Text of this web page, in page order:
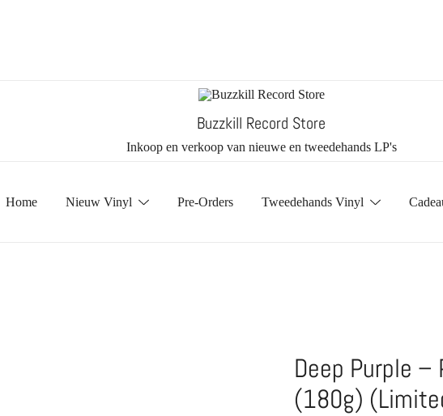
Buzzkill Record Store
Inkoop en verkoop van nieuwe en tweedehands LP's
Home Nieuw Vinyl Pre-Orders Tweedehands Vinyl
Deep Purple
(180g)